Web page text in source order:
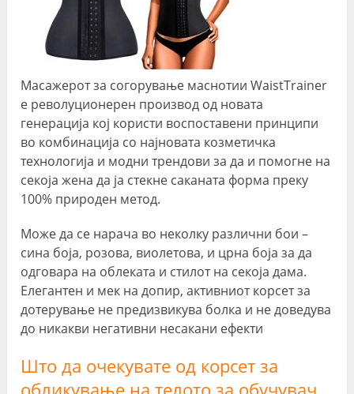
Масажерот за согорување маснотии WaistTrainer
е револуционерен производ од новата
генерација кој користи воспоставени принципи
во комбинација со најновата козметичка
технологија и модни трендови за да и помогне на
секоја жена да ја стекне саканата форма преку
100% природен метод.
Може да се нарача во неколку различни бои –
сина боја, розова, виолетова, и црна боја за да
одговара на облеката и стилот на секоја дама.
Елегантен и мек на допир, активниот корсет за
дотерување не предизвикува болка и не доведува
до никакви негативни несакани ефекти
Што да очекувате од корсет за
обликување на телото за обучувач